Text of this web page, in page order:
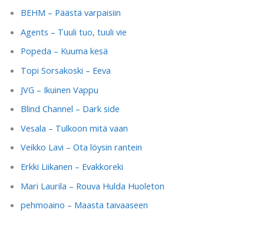
BEHM – Päästä varpaisiin
Agents – Tuuli tuo, tuuli vie
Popeda – Kuuma kesä
Topi Sorsakoski – Eeva
JVG – Ikuinen Vappu
Blind Channel – Dark side
Vesala – Tulkoon mitä vaan
Veikko Lavi – Ota löysin rantein
Erkki Liikanen – Evakkoreki
Mari Laurila – Rouva Hulda Huoleton
pehmoaino – Maasta taivaaseen